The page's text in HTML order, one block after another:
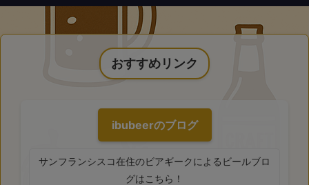
おすすめリンク
ibubeerのブログ
サンフランシスコ在住のビアギークによるビールブロ
グはこちら！